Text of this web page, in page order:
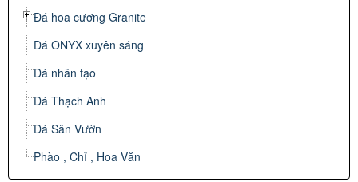
Đá hoa cương Granite
Đá ONYX xuyên sáng
Đá nhân tạo
Đá Thạch Anh
Đá Sân Vườn
Phào , Chỉ , Hoa Văn